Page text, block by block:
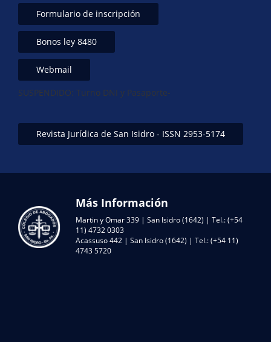
Formulario de inscripción
Bonos ley 8480
Webmail
SUSPENDIDO: Turno DNI y Pasaporte-
Revista Jurídica de San Isidro - ISSN 2953-5174
Más Información
Martin y Omar 339 | San Isidro (1642) | Tel.: (+54
11) 4732 0303
Acassuso 442 | San Isidro (1642) | Tel.: (+54 11)
4743 5720